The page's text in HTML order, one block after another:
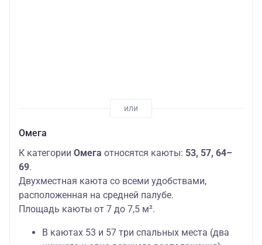
Омега
К категории Омега относятся каюты: 53, 57, 64–
69.
Двухместная каюта со всеми удобствами,
расположенная на средней палубе.
Площадь каюты от 7 до 7,5 м².
В каютах 53 и 57 три спальных места (два